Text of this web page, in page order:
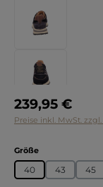
Regulärer Preis:
239,95 €
Preise inkl. MwSt.
Größeauswählen
40 43 45